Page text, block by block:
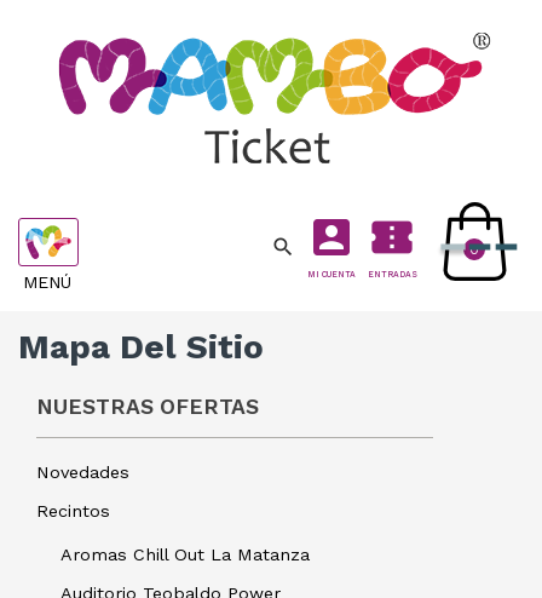
Navegación
de
MENÚ
 account_box
MI CUENTA
confirmation_number
ENTRADAS
0
Mapa Del Sitio
NUESTRAS OFERTAS
Novedades
Recintos
Aromas Chill Out La Matanza
Auditorio Teobaldo Power